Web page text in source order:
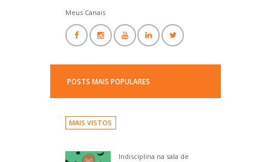
Meus Canais
POSTS MAIS POPULARES
MAIS VISTOS
Indisciplina na sala de